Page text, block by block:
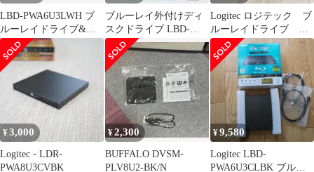
LBD-PWA6U3LWH ブ
ルーレイドライブ&デ
ィスクセット
ブルーレイ外付けディ
スクドライブ LBD-
PUB6U3LBK Logitec
Logitec ロジテック ブ
ルーレイドライブ
LBD-PWA6U3VBK
¥3,000
Logitec - LDR-
PWA8U3CVBK
¥2,300
BUFFALO DVSM-
PLV8U2-BK/N
¥9,580
Logitec LBD-
PWA6U3CLBK ブルー